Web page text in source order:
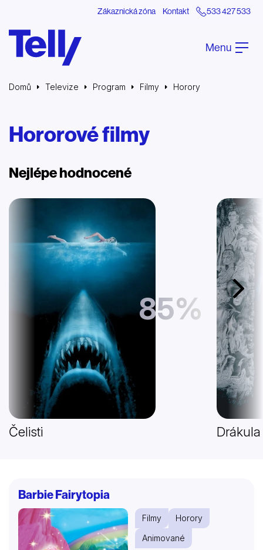
Zákaznická zóna Kontakt 533 427 533
Menu
Domů Televize Program Filmy Horory
Hororové filmy
Nejlépe hodnocené
Další
85%
Čelisti Drákula
Barbie Fairytopia
Filmy
Horory
Animované